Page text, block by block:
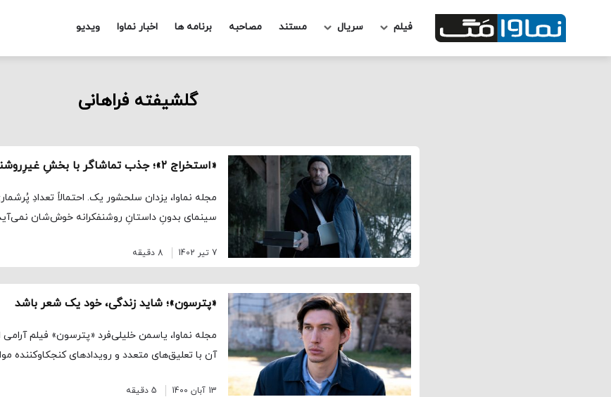
فیلم سریال مستند مصاحبه برنامه ها اخبار نماوا ویدیو
گلشیفته فراهانی
«استخراج ۲»؛ جذب تماشاگر با بخشِ غیرِروشنفکرانه‌ی سینمای بی‌داستان
مجله نماوا، یزدان سلحشور یک. احتمالاً تعدادِ
سینمای بدونِ داستانِ روشنفکرانه خوش‌شان
7 تیر 1402 8 دقیقه
«پترسون»؛ شاید زندگی، خود یک شعر باشد
مجله نماوا، یاسمن خلیلی‌فرد «پترسون» فیلم
آن با تعلیق‌های متعدد و رویدادهای کنجکاوکننده
13 آبان 1400 5 دقیقه